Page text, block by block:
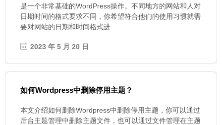
是一个非常基础的WordPress操作。不同地方的网站和人对
日期时间的格式要求不同，你希望符合他们的使用习惯就需
要对网站的日期和时间格式进 ...
2023 年 5 月 20 日
如何Wordpress中删除停用主题？
本文介绍如何删除Wordpress中删除停用主题，你可以通过
后台主题管理中删除主题文件，也可以通过文件管理在主题